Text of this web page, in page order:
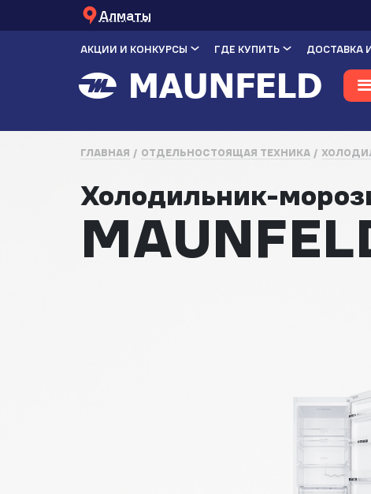
Алматы
АКЦИИ И КОНКУРСЫ ГДЕ КУПИТЬ ДОСТАВКА
ГЛАВНАЯ ОТДЕЛЬНОСТОЯЩАЯ ТЕХНИКА
Холодильник-